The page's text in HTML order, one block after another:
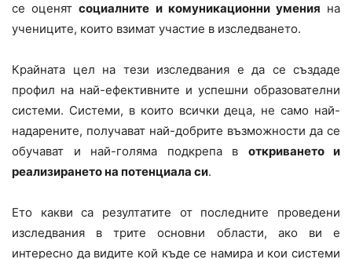
се оценятсоциалните и комуникационни умения на
учениците, които взимат участие в изследването.
Крайната цел на тези изследвания е да се създаде
профил на най-ефективните и успешни образователни
системи. Системи, в които всички деца, не само най-
надарените, получават най-добрите възможности да се
обучават и най-голяма подкрепа в откриването и
реализирането на потенциала си.
Ето какви са резултатите от последните проведени
изследвания в трите основни области, ако ви е
интересно да видите кой къде се намира и кои системи